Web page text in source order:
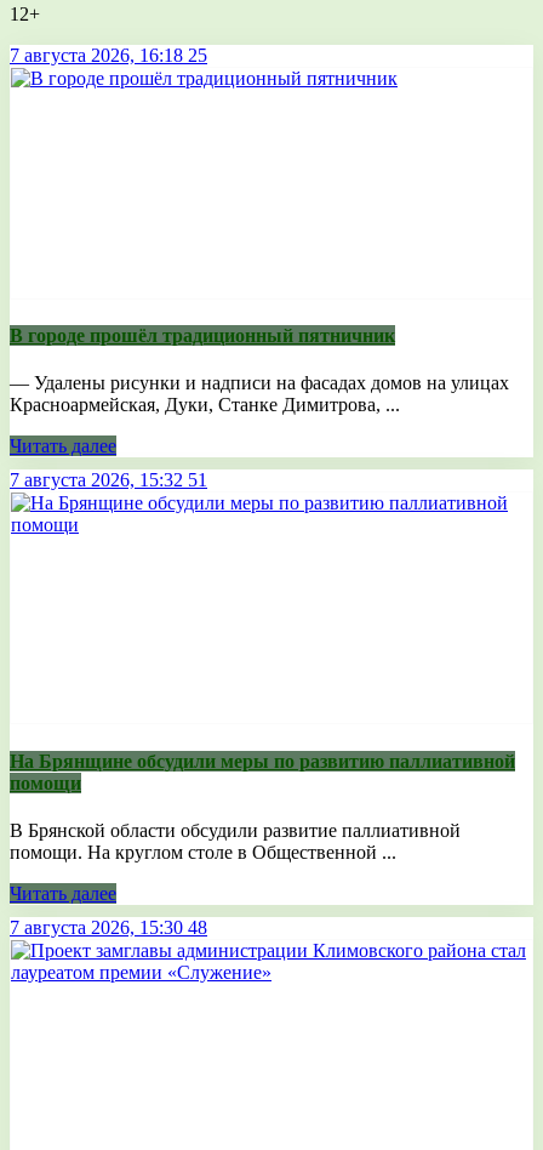
12+
7 августа 2026, 16:18 25
В городе прошёл традиционный пятничник
— Удалены рисунки и надписи на фасадах домов на улицах
Красноармейская, Дуки, Станке Димитрова, ...
Читать далее
7 августа 2026, 15:32 51
На Брянщине обсудили меры по развитию паллиативной
помощи
В Брянской области обсудили развитие паллиативной
помощи. На круглом столе в Общественной ...
Читать далее
7 августа 2026, 15:30 48